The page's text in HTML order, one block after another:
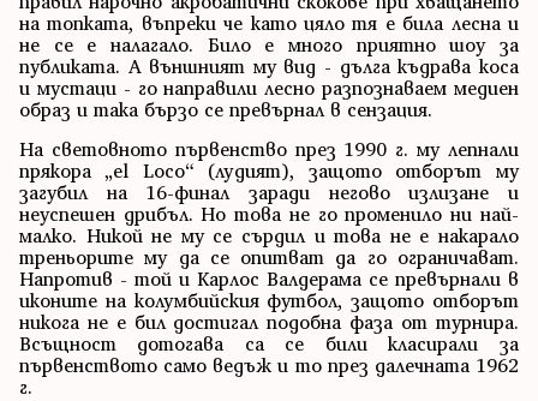
на топката, въпреки че като цяло тя е била лесна и
не се е налагало. Било е много приятно шоу за
публиката. А външният му вид - дълга къдрава коса
и мустаци - го направили лесно разпознаваем медиен
образ и така бързо се превърнал в сензация.
На световното първенство през 1990 г. му лепнали
прякора „el Loco“ (лудият), защото отборът му
загубил на 16-финал заради негово излизане и
неуспешен дрибъл. Но това не го променило ни най-
малко. Никой не му се сърдил и това не е накарало
треньорите му да се опитват да го ограничават.
Напротив - той и Карлос Валдерама се превърнали в
иконите на колумбийския футбол, защото отборът
никога не е бил достигал подобна фаза от турнира.
Всъщност дотогава са се били класирали за
първенството само ведъж и то през далечната 1962
г.